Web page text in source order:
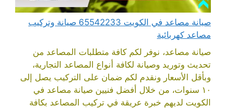
صيانة مصاعد في الكويت 65542233 صيانة وتركيب
مصاعد كهربائية
صيانة مصاعد، نوفر لكم كافة متطلبات المصاعد من
تحديث وتوريد وصيانة لكافة أنواع المصاعد التجارية،
وبأقل الأسعار ونقدم لكم ضمان على التركيب يصل إلى
١٠ سنوات، من خلال أفضل فنيين صيانة مصاعد في
الكويت لديهم خبرة عريقة في تركيب المصاعد بكافة